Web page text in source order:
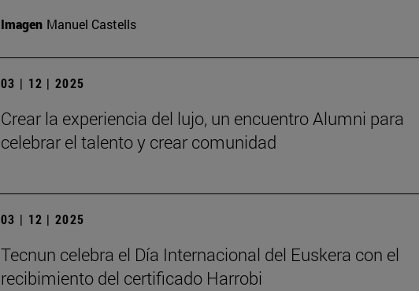
Imagen Manuel Castells
03 | 12 | 2025
Crear la experiencia del lujo, un encuentro Alumni para
celebrar el talento y crear comunidad
03 | 12 | 2025
Tecnun celebra el Día Internacional del Euskera con el
recibimiento del certificado Harrobi